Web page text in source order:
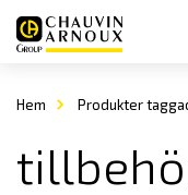
Hem Produkter